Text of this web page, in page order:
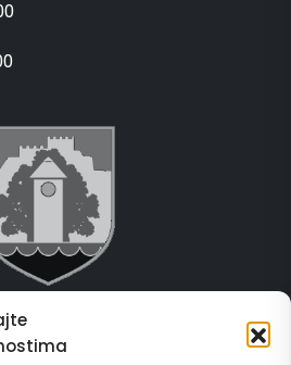
Gračanica